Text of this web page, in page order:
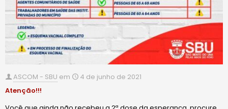
ASCOM - SBU em
4 de junho de 2021
Atenção!!!